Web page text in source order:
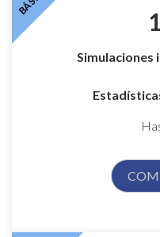
Simulaciones